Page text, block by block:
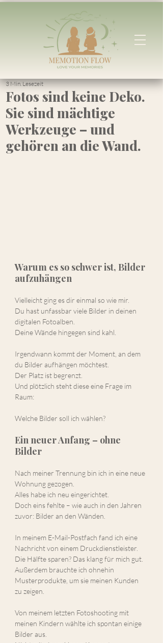
Fotos sind keine Deko.
Sie sind mächtige
Werkzeuge – und
gehören an die Wand.
3 Min. Lesezeit
Warum es so schwer ist, Bilder
aufzuhängen
Vielleicht ging es dir einmal so wie mir.
Du hast unfassbar viele Bilder in deinen
digitalen Fotoalben.
Deine Wände hingegen sind kahl.
Irgendwann kommt der Moment, an dem
du Bilder aufhängen möchtest.
Der Platz ist begrenzt.
Und plötzlich steht diese eine Frage im
Raum:
Welche Bilder soll ich wählen?
Ein neuer Anfang – ohne
Bilder
Nach meiner Trennung bin ich in eine neue
Wohnung gezogen.
Alles habe ich neu eingerichtet.
Doch eins fehlte – wie auch in den Jahren
zuvor: Bilder an den Wänden.
In meinem E-Mail-Postfach fand ich eine
Nachricht von einem Druckdienstleister.
Die Hälfte sparen? Das klang für mich gut.
Außerdem brauchte ich ohnehin
Musterprodukte, um sie meinen Kunden
zu zeigen.
Von meinem letzten Fotoshooting mit
meinen Kindern wählte ich spontan einige
Bilder aus.